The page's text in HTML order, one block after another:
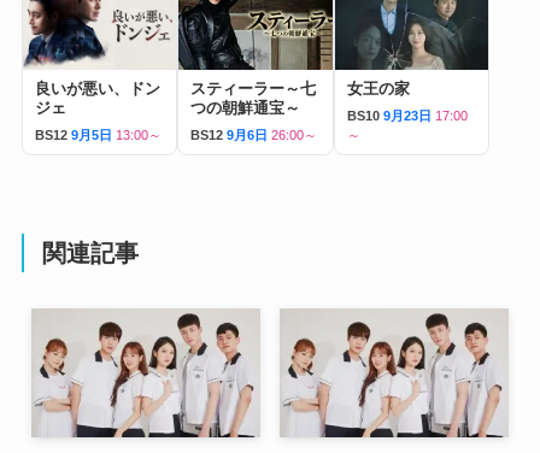
良いが悪い、ドン
ジェ
BS12 9月5日 13:00～
スティーラー～七
つの朝鮮通宝～
BS12 9月6日 26:00～
女王の家
BS10 9月23日 17:00
～
関連記事